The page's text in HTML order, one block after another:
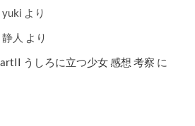
yuki より
静人 より
うしろに立つ少女 感想 考察 に